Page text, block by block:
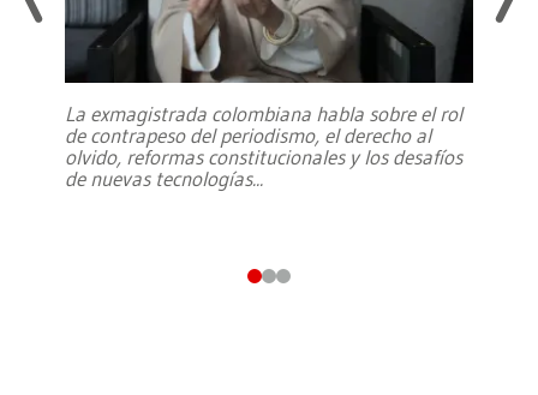
La exmagistrada colombiana habla sobre el rol
de contrapeso del periodismo, el derecho al
olvido, reformas constitucionales y los desafíos
de nuevas tecnologías...